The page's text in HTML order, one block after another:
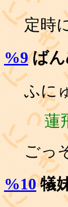
定時
%9ばん
ふに
蓮
ごっ
%10犠